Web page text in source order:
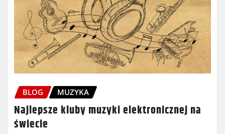
BLOG MUZYKA
Najlepsze kluby muzyki elektronicznej na
świecie